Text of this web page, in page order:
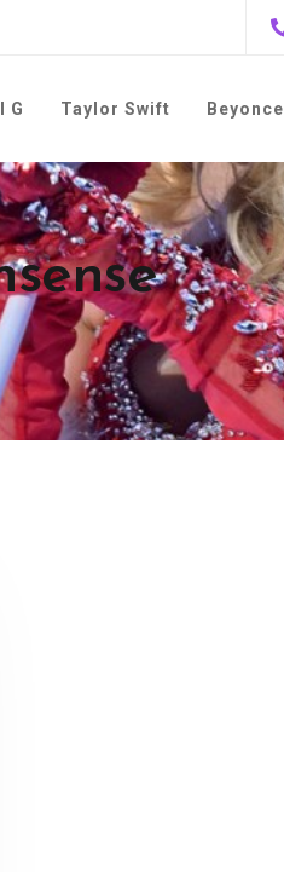
G Taylor Swift Beyonce